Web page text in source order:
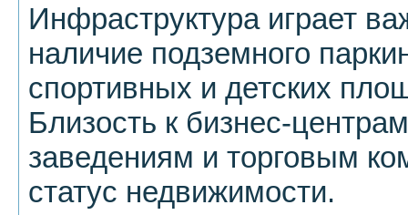
Инфраструктура играет
наличие подземного
спортивных и детских
Близость к бизнес-
заведениям и торговым
статус недвижимости.